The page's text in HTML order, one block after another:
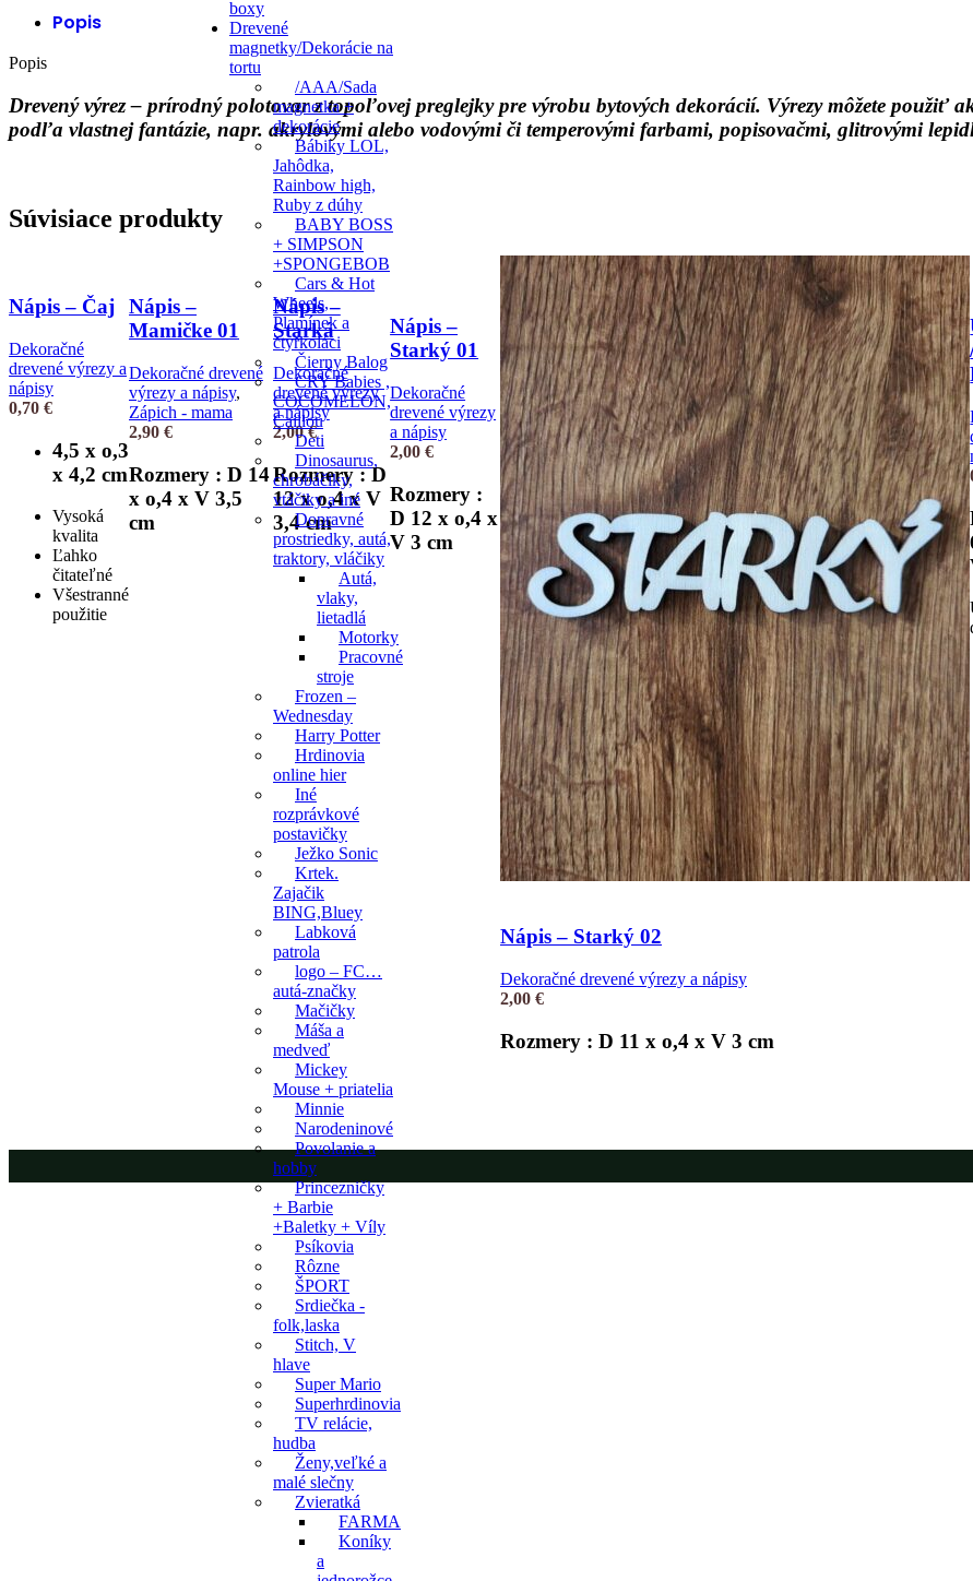
boxy
Drevené
magnetky/Dekorácie na
tortu
/AAA/Sada
magnetka +
dekorácie
Bábiky LOL,
Jahôdka,
Rainbow high,
Ruby z dúhy
BABY BOSS
+ SIMPSON
+SPONGEBOB
Cars & Hot
Wheels,
Plamínek a
čtyřkoláci
Čierny Balog
CRY Babies ,
COCOMELON,
Caillou
Deti
Dinosaurus,
chrobáčiky,
vtáčiky a iné
Dopravné
prostriedky, autá,
traktory, vláčiky
Autá,
vlaky,
lietadlá
Motorky
Pracovné
stroje
Frozen –
Wednesday
Harry Potter
Hrdinovia
online hier
Iné
rozprávkové
postavičky
Ježko Sonic
Krtek.
Zajačik
BING,Bluey
Labková
patrola
logo – FC…
autá-značky
Mačičky
Máša a
medveď
Mickey
Mouse + priatelia
Minnie
Narodeninové
Povolanie a
hobby
Princezničky
+ Barbie
+Baletky + Víly
Psíkovia
Rôzne
ŠPORT
Srdiečka -
folk,laska
Stitch, V
hlave
Super Mario
Superhrdinovia
TV relácie,
hudba
Ženy,veľké a
malé slečny
Zvieratká
FARMA
Koníky
a
Popis
Popis
Drevený výrez – prírodný polotovar z topoľovej preglejky pre výrobu bytových dekorácií. Výrezy môžete
podľa vlastnej fantázie, napr. akrylovými alebo vodovými či temperovými farbami, popisovačmi, glitrovými
Súvisiace produkty
Nápis – Čaj
Dekoračné
drevené výrezy a
nápisy
0,70 €
4,5 x o,3
x 4,2 cm
Vysoká
kvalita
Ľahko
čitateľné
Všestranné
použitie
Nápis –
Mamičke 01
Dekoračné drevené
výrezy a nápisy,
Zápich - mama
2,90 €
Rozmery : D 14
x o,4 x V 3,5
cm
Nápis –
Starká
Dekoračné
drevené výrezy
a nápisy
2,00€
Rozmery : D
12 x o,4 x V
3,4 cm
Nápis –
Starký 01
Dekoračné
drevené výrezy
a nápisy
2,00€
Rozmery :
D 12 x o,4 x
V 3 cm
Nápis – Starký 02
Dekoračné drevené výrezy a nápisy
2,00€
Rozmery : D 11 x o,4 x V 3 cm